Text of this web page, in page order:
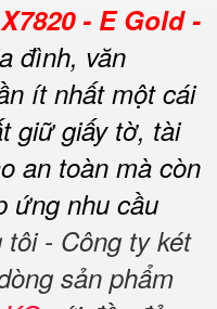
- E Gold -
đình, văn
ít nhất một cái
giữ giấy tờ, tài
an toàn mà còn
ứng nhu cầu
tôi - Công ty két
sản phẩm